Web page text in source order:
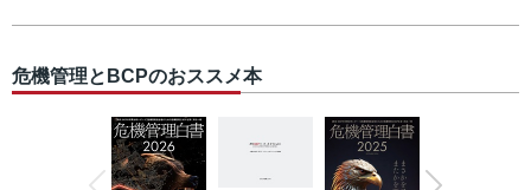
危機管理とBCPのおススメ本